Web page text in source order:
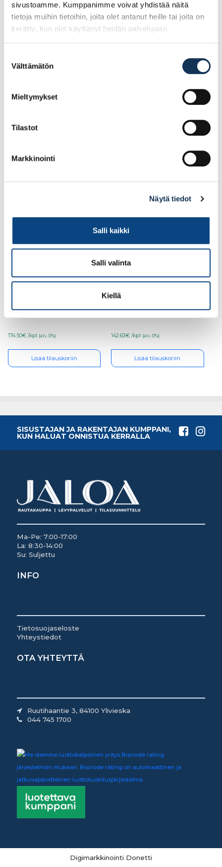
sivustoamme. Kumppanimme voivat yhdistää näitä
tietoja muihin tietoihin, joita olet antanut heille tai joita on
kerätty, kun olet käyttänyt heidän palvelujaan.
valinta
Välttämätön
Mieltymykset
Tilastot
Markkinointi
Näytä tiedot
Salli kaikki
Salli valinta
Kiellä
sokkelimaali PM3 2,7l
Lisää tilauskoriin
sokkelimaali PM3 9l
Lisää tilauskoriin
174.50€ /kpl (alv. 0%)
Lisää tilauskoriin
142.63€ /kpl (alv. 0%)
Lisää tilauskoriin
SISUSTAJAN JA RAKENTAJAN KUMPPANI,
KUN HALUAT ONNISTUA KERRALLA
Ma-Pe: 7:00-17:00
La: 8:30-14:00
Su: Suljettu
INFO
Tietosuojaseloste
Yhteystiedot
OTA YHTEYTTÄ
Ruutihaantie 3, 84100 Ylivieska
044 745 1700
Digimarkkinointi Donetti